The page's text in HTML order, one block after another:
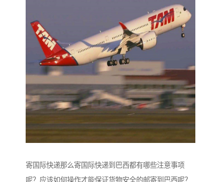
寄国际快递那么寄国际快递到巴西都有哪些注意事项
呢？应该如何操作才能保证货物安全的邮寄到巴西呢？